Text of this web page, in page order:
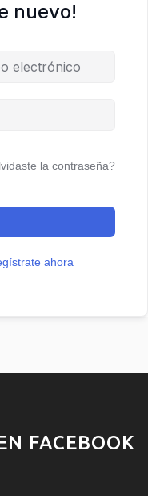
nuevo!
la contraseña?
ahora
FACEBOOK